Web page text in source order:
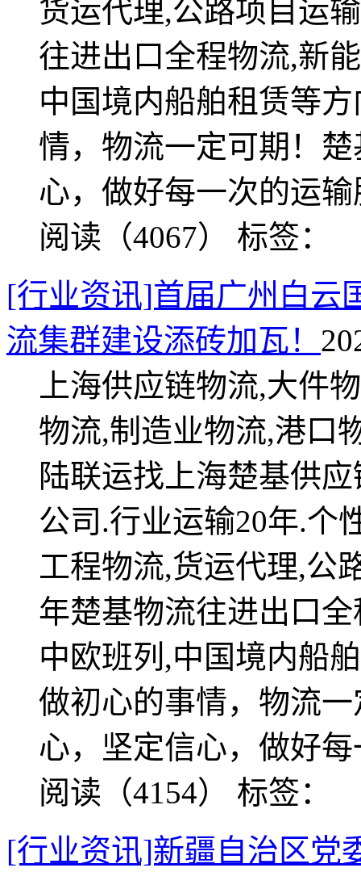
货运代理,公路项目运
往进出口全程物流,新
中国境内船舶租赁等
情，物流一定可期！
心，做好每一次的运
阅读（4067） 标签：
[行业资讯]首届广州白云
流集群建设添砖加瓦！
上海供应链物流,大件
物流,制造业物流,港口
陆联运找上海楚基供
公司.行业运输20年.个
工程物流,货运代理,公
年楚基物流往进出口
中欧班列,中国境内船
做初心的事情，物流
心，坚定信心，做好
阅读（4154） 标签：
[行业资讯]新疆自治区党